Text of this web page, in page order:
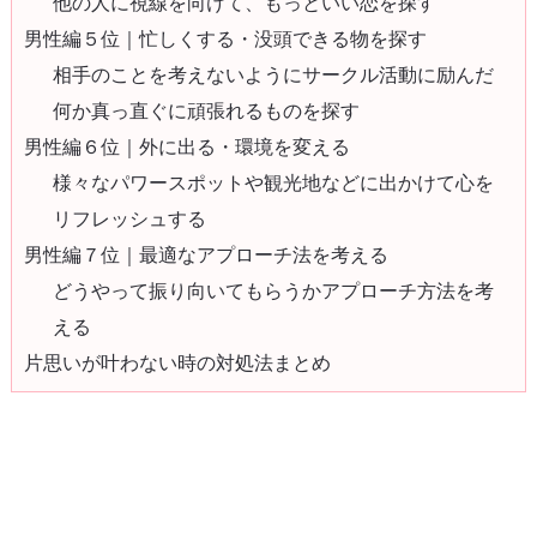
男性編５位｜忙しくする・没頭できる物を探す
相手のことを考えないようにサークル活動に励んだ
何か真っ直ぐに頑張れるものを探す
男性編６位｜外に出る・環境を変える
様々なパワースポットや観光地などに出かけて心を
リフレッシュする
男性編７位｜最適なアプローチ法を考える
どうやって振り向いてもらうかアプローチ方法を考
える
片思いが叶わない時の対処法まとめ